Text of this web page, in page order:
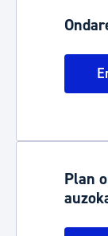
Plan